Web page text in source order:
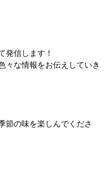
発信します！
々な情報をお伝えしていき
節の味を楽しんでくださ